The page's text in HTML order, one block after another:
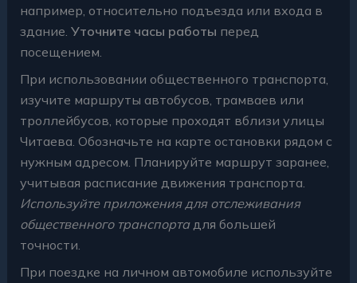
например, относительно подъезда или входа в
здание. Уточните часы работы перед
посещением.
При использовании общественного транспорта,
изучите маршруты автобусов, трамваев или
троллейбусов, которые проходят вблизи улицы
Читаева. Обозначьте на карте остановки рядом с
нужным адресом. Планируйте маршрут заранее,
учитывая расписание движения транспорта.
Используйте приложения для отслеживания
общественного транспортадля большей
точности.
При поездке на личном автомобиле используйте